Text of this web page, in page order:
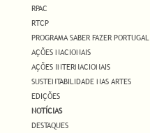
RPAC
RTCP
PROGRAMA SABER FAZER PORTUGAL
AÇÕES NACIONAIS
AÇÕES INTERNACIONAIS
SUSTENTABILIDADE NAS ARTES
EDIÇÕES
NOTÍCIAS
DESTAQUES